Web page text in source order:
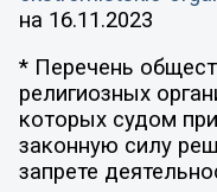
на 16.11.2023
* Перечень
религиозных
которых судом
законную силу
запрете